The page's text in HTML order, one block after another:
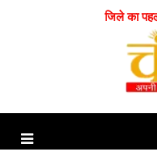
जिले का